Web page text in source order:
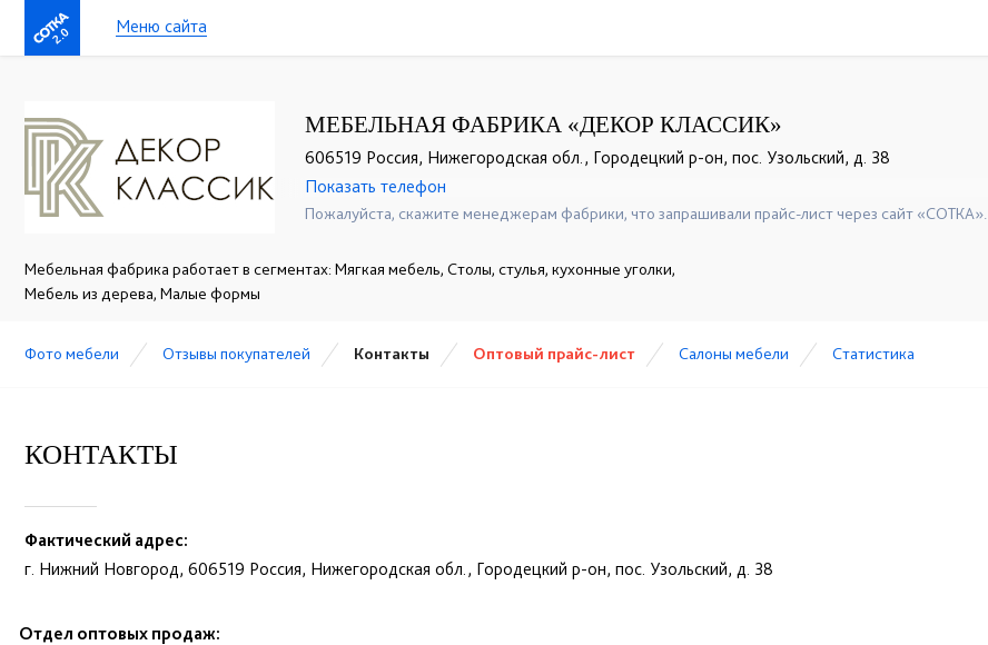
2.0 Меню сайта
МЕБЕЛЬНАЯ ФАБРИКА «ДЕКОР КЛАССИК»
606519 Россия, Нижегородская обл., Городецкий р-он, пос. Узольский, д. 38
☎+7 (831) 614-39-98
Показать телефон
Пожалуйста, скажите менеджерам фабрики, что запрашивали прайс-лист через сайт «СОТКА».
Мебельная фабрика работает в сегментах: Мягкая мебель, Столы, стулья, кухонные уголки,
Мебель из дерева, Малые формы
Фото мебели Отзывы покупателей Контакты Оптовый прайс-лист Cалоны мебели Статистика
КОНТАКТЫ
Фактический адрес:
г. Нижний Новгород, 606519 Россия, Нижегородская обл., Городецкий р-он, пос. Узольский, д. 38
Отдел оптовых продаж: